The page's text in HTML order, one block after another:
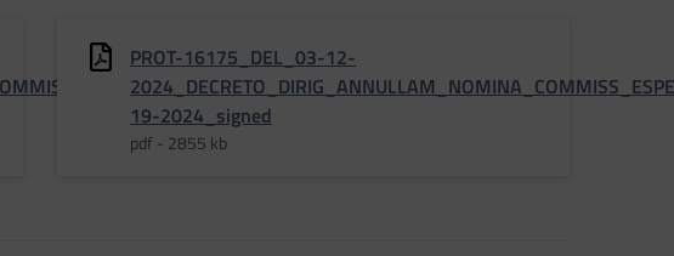
PROT-16175_DEL_03-12-
19-2024_signed
pdf - 2855 kb